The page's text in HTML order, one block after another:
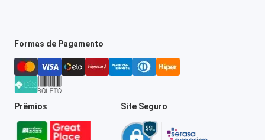
Formas de Pagamento
Prêmios Site Seguro